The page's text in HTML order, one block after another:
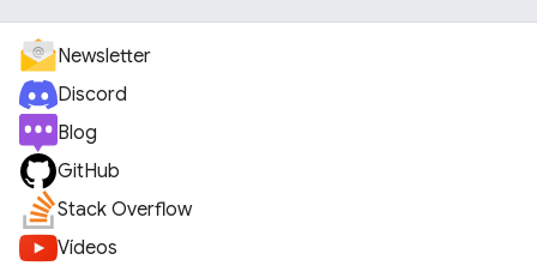
Newsletter
Discord
Blog
GitHub
Stack Overflow
Vídeos